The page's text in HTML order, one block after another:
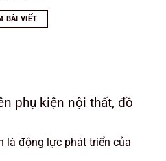
BÀI VIẾT
phụ kiện nội thất, đồ
là động lực phát triển của